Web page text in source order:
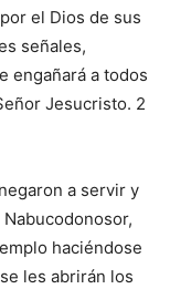
el Dios de sus
señales,
engañará a todos
Jesucristo. 2
a servir y
haciéndose
les abrirán los